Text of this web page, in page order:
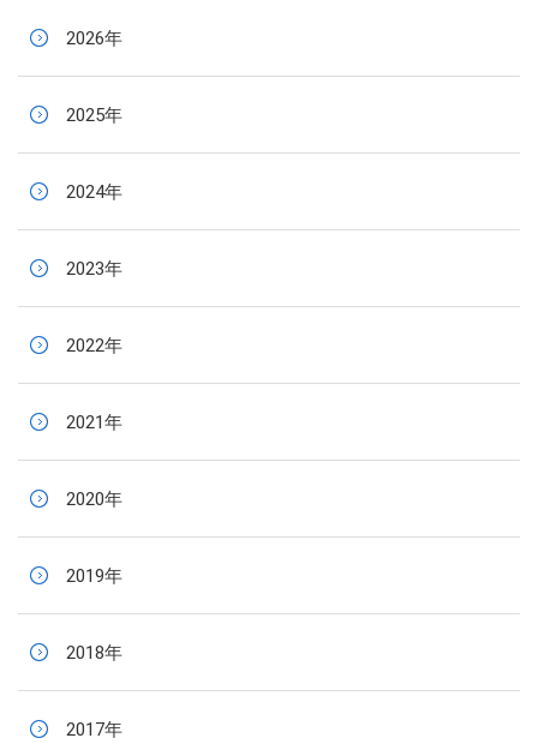
2026年
2025年
2024年
2023年
2022年
2021年
2020年
2019年
2018年
2017年